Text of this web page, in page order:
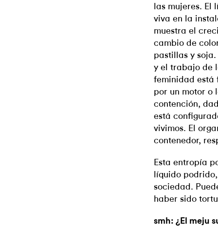
las mujeres. El
viva en la
muestra el
cambio de
pastillas y
y el trabajo de
feminidad está
por un motor o
contención,
está
vivimos. El
contenedor,
Esta entropía
líquido
sociedad.
haber sido
smh: ¿El meju